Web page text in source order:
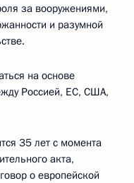
за вооружениями,
и разумной
на основе
Россией, ЕС, США,
35 лет с момента
акта,
о европейской